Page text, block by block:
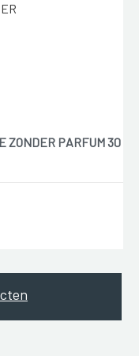
ZONDER PARFUM 30